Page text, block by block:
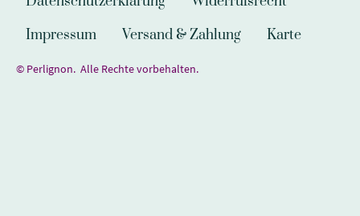
Impressum
Versand & Zahlung Karte
© Perlignon. Alle Rechte vorbehalten.